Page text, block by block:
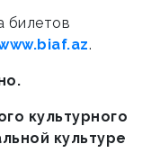
билетов
.
культурного
культуре